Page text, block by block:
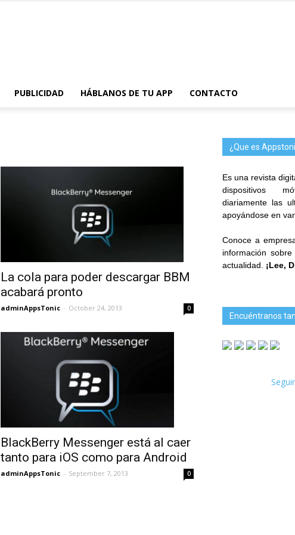
PUBLICIDAD HÁBLANOS DE TU APP CONTACTO
La cola para poder descargar BBM
acabará pronto
adminAppsTonic - October 24, 2013 0
BlackBerry Messenger está al caer
tanto para iOS como para Android
adminAppsTonic - September 7, 2013 0
¿Que es
Es una revista
dispositivos
diariamente las
apoyándose en
Conoce a
información
actualidad. ¡Lee,
Encuéntranos